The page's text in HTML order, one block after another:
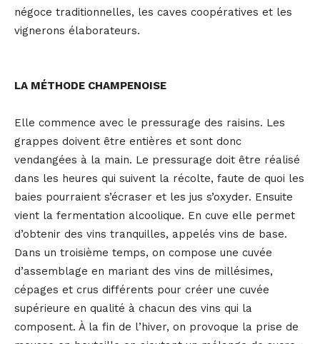
négoce traditionnelles, les caves coopératives et les
vignerons élaborateurs.
LA MÉTHODE CHAMPENOISE
Elle commence avec le pressurage des raisins. Les
grappes doivent être entières et sont donc
vendangées à la main. Le pressurage doit être réalisé
dans les heures qui suivent la récolte, faute de quoi les
baies pourraient s’écraser et les jus s’oxyder. Ensuite
vient la fermentation alcoolique. En cuve elle permet
d’obtenir des vins tranquilles, appelés vins de base.
Dans un troisième temps, on compose une cuvée
d’assemblage en mariant des vins de millésimes,
cépages et crus différents pour créer une cuvée
supérieure en qualité à chacun des vins qui la
composent. À la fin de l’hiver, on provoque la prise de